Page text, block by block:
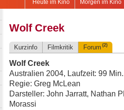
Morgen im Kino
Heute im Kino
Wolf Creek
Kurzinfo Filmkritik Forum (2)
Wolf Creek
Australien 2004, Laufzeit: 99
Regie: Greg McLean
Darsteller: John Jarratt, Nathan
Morassi